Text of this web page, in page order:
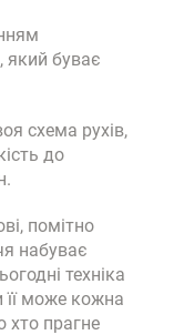
який буває
схема рухів,
до
помітно
набуває
техніка
її може кожна
хто прагне